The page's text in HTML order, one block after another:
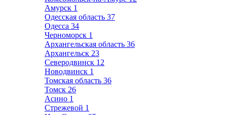
Амурск 1
Одесская область 37
Одесса 34
Черноморск 1
Архангельская область 36
Архангельск 23
Северодвинск 12
Новодвинск 1
Томская область 36
Томск 26
Асино 1
Стрежевой 1